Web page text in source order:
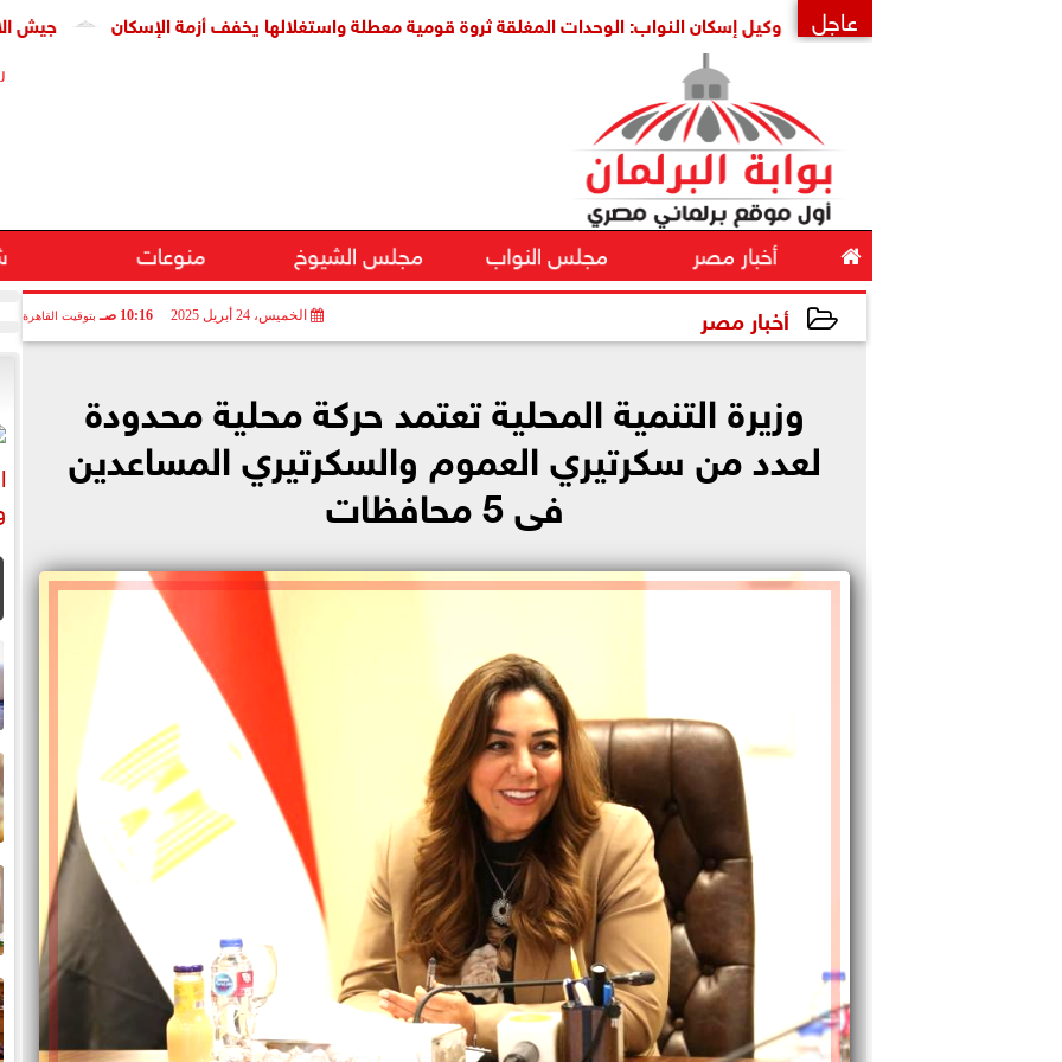
عاجل جيش الاحتلال: مقتل جنديين وكيل إسكان النواب: الوحدات المغلقة ثروة قومية معطلة واستغلالها يخفف أزمة الإسكان
 أخبار مصر مجلس النواب مجلس الشيوخ منوعات
أخبار مصر الخميس، 24 أبريل 2025 10:16 صـ بتوقيت القاهرة
وزيرة التنمية المحلية تعتمد حركة محلية محدودة
لعدد من سكرتيري العموم والسكرتيري المساعدين
فى 5 محافظات